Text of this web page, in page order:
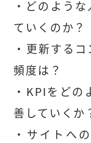
・どのよう
ていくのか？
・更新する
頻度は？
・KPIをど
善していくか
・サイトへ